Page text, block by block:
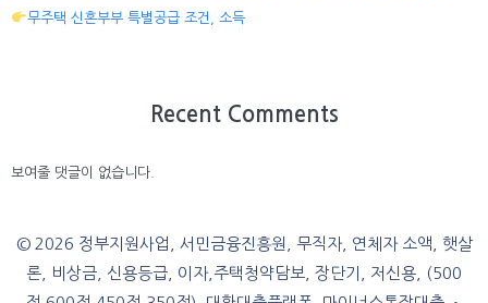
무주택 신혼부부 특별공급 조건, 소득
Recent Comments
보여줄 댓글이 없습니다.
© 2026 정부지원사업, 서민금융진흥원, 무직자, 연체자 소액, 햇살
론, 비상금, 신용등급, 이자,주택청약담보, 장단기, 저신용, (500